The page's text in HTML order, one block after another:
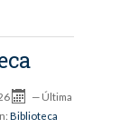
— Última
Biblioteca